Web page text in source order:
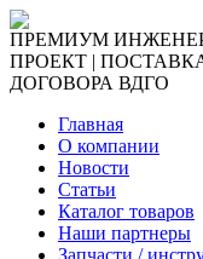
ПРЕМИУМ
ПРОЕКТ |
ДОГОВОРА ВДГО
Главная
О компании
Новости
Статьи
Каталог товаров
Наши партнеры
Запчасти /